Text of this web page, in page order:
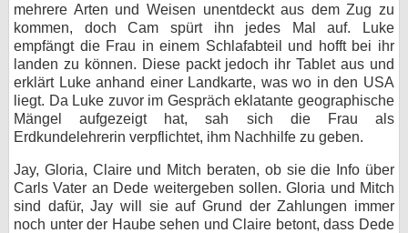
mehrere Arten und Weisen unentdeckt aus dem Zug zu
kommen, doch Cam spürt ihn jedes Mal auf. Luke
empfängt die Frau in einem Schlafabteil und hofft bei ihr
landen zu können. Diese packt jedoch ihr Tablet aus und
erklärt Luke anhand einer Landkarte, was wo in den USA
liegt. Da Luke zuvor im Gespräch eklatante geographische
Mängel aufgezeigt hat, sah sich die Frau als
Erdkundelehrerin verpflichtet, ihm Nachhilfe zu geben.
Jay, Gloria, Claire und Mitch beraten, ob sie die Info über
Carls Vater an Dede weitergeben sollen. Gloria und Mitch
sind dafür, Jay will sie auf Grund der Zahlungen immer
noch unter der Haube sehen und Claire betont, dass Dede